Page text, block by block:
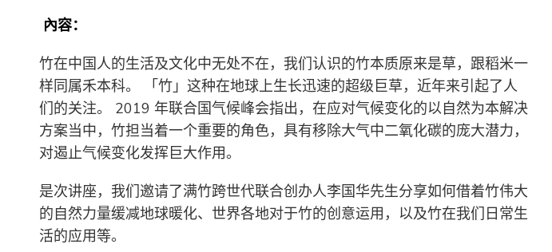
內容：
竹在中国人的生活及文化中无处不在，我们认识的竹本质原来是草，跟稻米一
样同属禾本科。 「竹」这种在地球上生长迅速的超级巨草，近年来引起了人
们的关注。 2019 年联合国气候峰会指出，在应对气候变化的以自然为本解决
方案当中，竹担当着一个重要的角色，具有移除大气中二氧化碳的庞大潜力，
对遏止气候变化发挥巨大作用。
是次讲座，我们邀请了满竹跨世代联合创办人李国华先生分享如何借着竹伟大
的自然力量缓减地球暖化、世界各地对于竹的创意运用，以及竹在我们日常生
活的应用等。